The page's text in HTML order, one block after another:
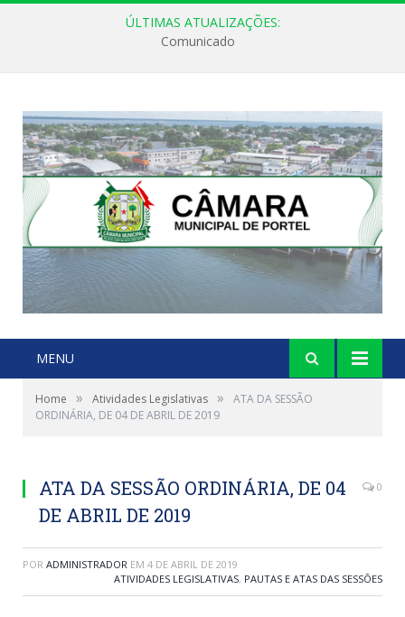
ÚLTIMAS ATUALIZAÇÕES:
Comunicado
MENU
Home » Atividades Legislativas »
ATA DA SESSÃO
ORDINÁRIA, DE 04 DE ABRIL DE 2019
ATA DA SESSÃO ORDINÁRIA, DE 04
DE ABRIL DE 2019
0
POR ADMINISTRADOR EM 4 DE ABRIL DE 2019
ATIVIDADES LEGISLATIVAS, PAUTAS E ATAS DAS SESSÕES